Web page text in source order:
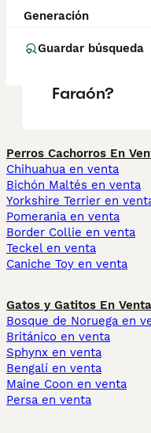
Generación
Guardar búsqueda
faraón?
¿Qué raza
Faraón?
Perros Cachorros En
Chihuahua en venta
Bichón Maltés en venta
Yorkshire Terrier en
Pomerania en venta
Border Collie en venta
Teckel en venta
Caniche Toy en venta
Gatos y Gatitos En Venta
Bosque de Noruega en
Británico en venta
Sphynx en venta
Bengalí en venta
Maine Coon en venta
Persa en venta